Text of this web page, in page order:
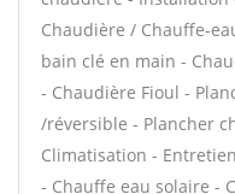
Chaudière / Chauffe-
bain clé en main -
- Chaudière Fioul -
/réversible - Plancher
Climatisation -
- Chauffe eau solaire -